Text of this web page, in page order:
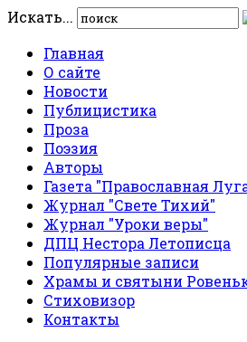
Искать...
Главная
О сайте
Новости
Публицистика
Проза
Поэзия
Авторы
Газета "Православная
Журнал "Свете Тихий"
Журнал "Уроки веры"
ДПЦ Нестора Летописца
Популярные записи
Храмы и святыни
Стиховизор
Контакты